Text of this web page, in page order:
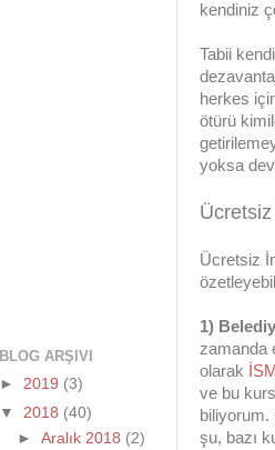
kendiniz
Tabii
herkes
ötürü
yoksa
Ücretsiz
1)
zamanda
olarak
ve bu
şu, bazı
BLOG ARŞIVI
► 2019 (3)
▼ 2018 (40)
►Aralık 2018 (2)